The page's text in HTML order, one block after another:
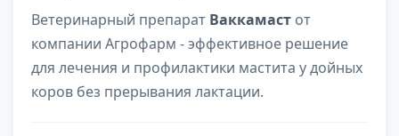
Ветеринарный препарат Ваккамаст от
компании Агрофарм - эффективное решение
для лечения и профилактики мастита у дойных
коров без прерывания лактации.